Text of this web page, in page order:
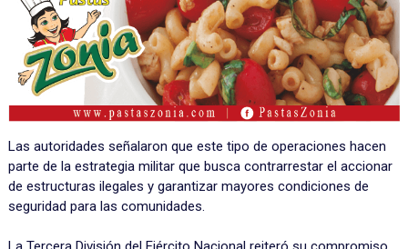
Las autoridades señalaron que este tipo de operaciones hacen
parte de la estrategia militar que busca contrarrestar el accionar
de estructuras ilegales y garantizar mayores condiciones de
seguridad para las comunidades.